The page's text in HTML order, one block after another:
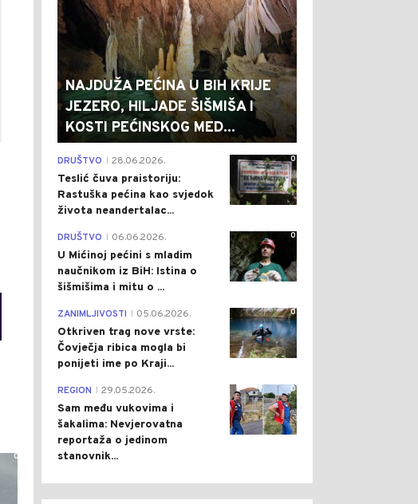
0
NAJDUŽA PEĆINA U BIH KRIJE
JEZERO, HILJADE ŠIŠMIŠA I
KOSTI PEĆINSKOG MED...
0
DRUŠTVO 28.06.2026.
Teslić čuva praistoriju:
Rastuška pećina kao svjedok
života neandertalac...
0
DRUŠTVO 06.06.2026.
U Mićinoj pećini s mladim
naučnikom iz BiH: Istina o
šišmišima i mitu o ...
0
ZANIMLJIVOSTI 05.06.2026.
Otkriven trag nove vrste:
Čovječja ribica mogla bi
ponijeti ime po Kraji...
0
REGION 29.05.2026.
Sam među vukovima i
šakalima: Nevjerovatna
reportaža o jedinom
stanovnik...